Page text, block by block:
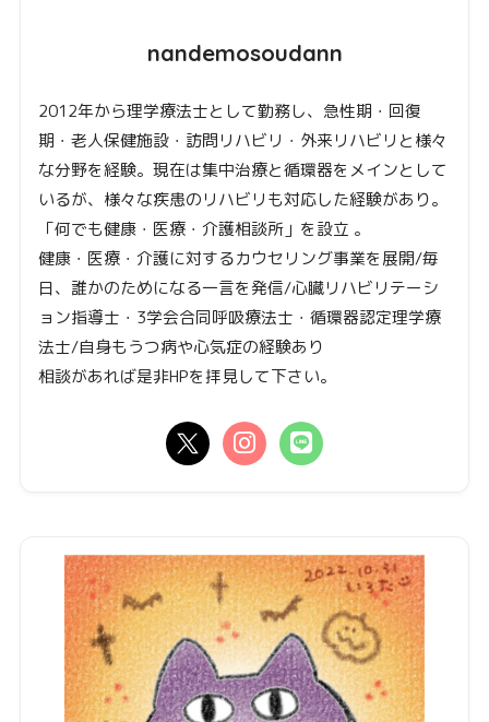
nandemosoudann
2012年から理学療法士として勤務し、急性期・回復
期・老人保健施設・訪問リハビリ・外来リハビリと様々
な分野を経験。現在は集中治療と循環器をメインとして
いるが、様々な疾患のリハビリも対応した経験があり。
「何でも健康・医療・介護相談所」を設立 。
健康・医療・介護に対するカウセリング事業を展開/毎
日、誰かのためになる一言を発信/心臓リハビリテーシ
ョン指導士・3学会合同呼吸療法士・循環器認定理学療
法士/自身もうつ病や心気症の経験あり
相談があれば是非HPを拝見して下さい。